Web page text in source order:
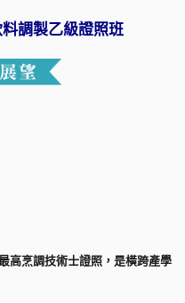
料調製乙級證照班
高烹調技術士證照，是橫跨產學